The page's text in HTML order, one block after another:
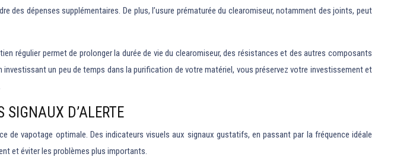
dépenses supplémentaires. De plus, l’usure prématurée du clearomiseur, notamment des joints, peut
régulier permet de prolonger la durée de vie du clearomiseur, des résistances et des autres composants
un peu de temps dans la purification de votre matériel, vous préservez votre investissement et
D’ALERTE
de vapotage optimale. Des indicateurs visuels aux signaux gustatifs, en passant par la fréquence idéale
et éviter les problèmes plus importants.